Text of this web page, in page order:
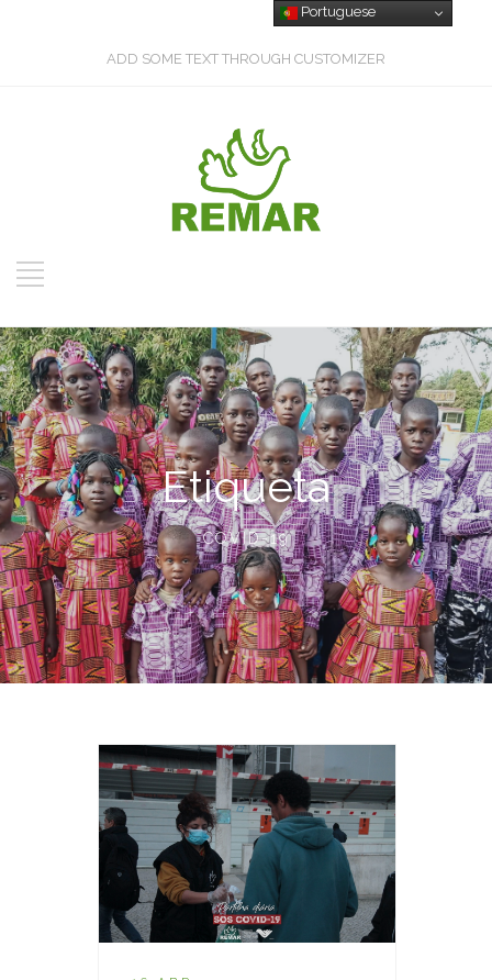
ADD SOME TEXT THROUGH CUSTOMIZER
Etiqueta
COVID-19
Portuguese